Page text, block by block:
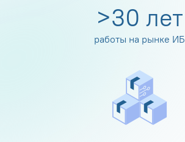
>30 лет
работы на рынке ИБ